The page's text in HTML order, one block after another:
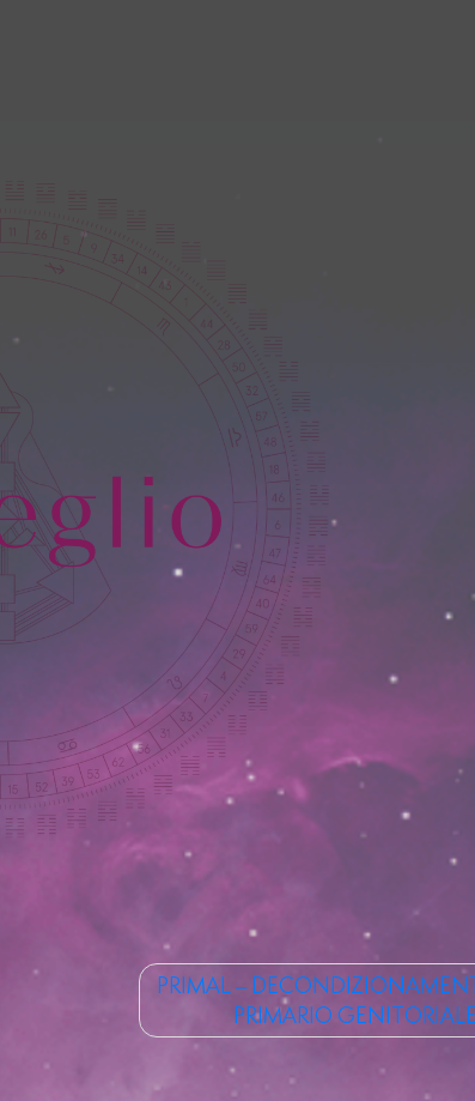
PRIMAL –
PRIMARIO GENITORIALE